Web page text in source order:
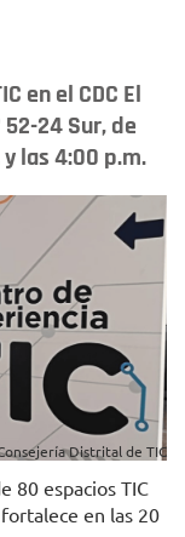
en el CDC El
24 Sur, de
las 4:00 p.m.
Distrital de TIC
80 espacios TIC
en las 20